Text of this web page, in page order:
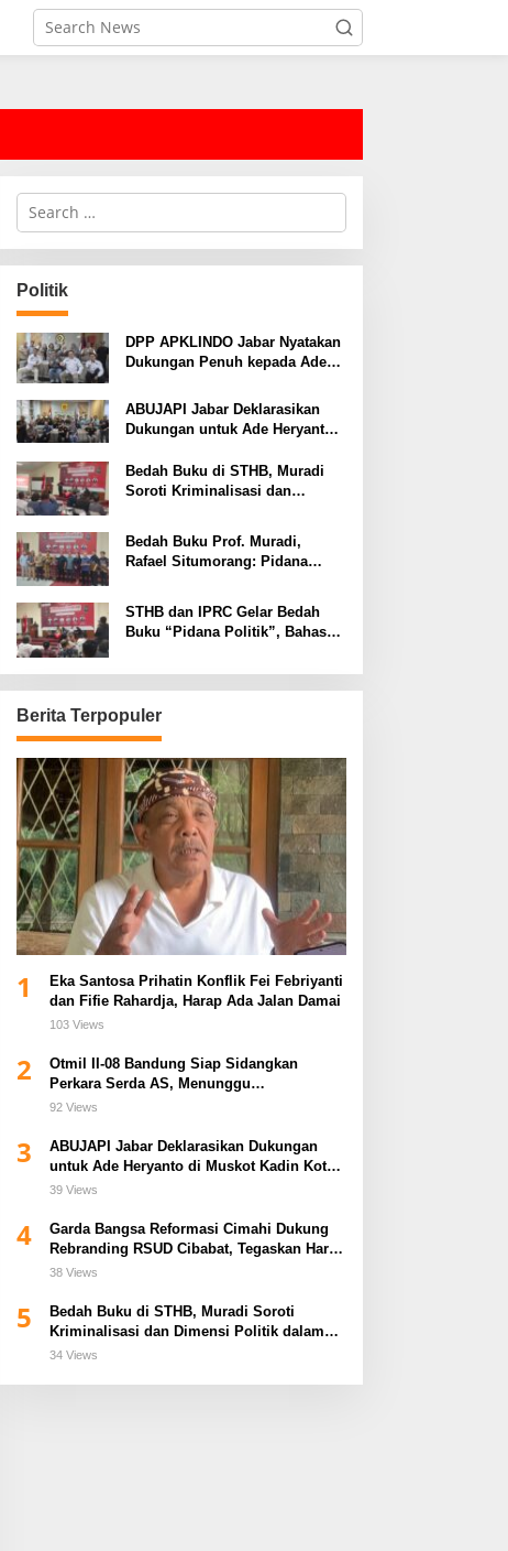
S
r
c
h
f
o
r
:
Politik
DPP APKLINDO Jabar Nyatakan
Dukungan Penuh kepada Ade
Bandung
ABUJAPI Jabar Deklarasikan
Dukungan untuk Ade Heryanto
Bedah Buku di STHB, Muradi
Soroti Kriminalisasi dan
Bedah Buku Prof. Muradi,
Rafael Situmorang: Pidana
STHB dan IPRC Gelar Bedah
Buku “Pidana Politik”, Bahas
Amnesti Presiden
Berita Terpopuler
1
Eka Santosa Prihatin Konflik Fei Febriyanti
dan Fifie Rahardja, Harap Ada Jalan Damai
103 Views
2
Otmil II-08 Bandung Siap Sidangkan
Perkara Serda AS, Menunggu
Rekomendasi Korem Sunan Gunung Jati
92 Views
3
ABUJAPI Jabar Deklarasikan Dukungan
untuk Ade Heryanto di Muskot Kadin Kota
Bandung
39 Views
4
Garda Bangsa Reformasi Cimahi Dukung
Rebranding RSUD Cibabat, Tegaskan Harus
Diikuti Reformasi Pelayanan
38 Views
5
Bedah Buku di STHB, Muradi Soroti
Kriminalisasi dan Dimensi Politik dalam
Penegakan Hukum
34 Views